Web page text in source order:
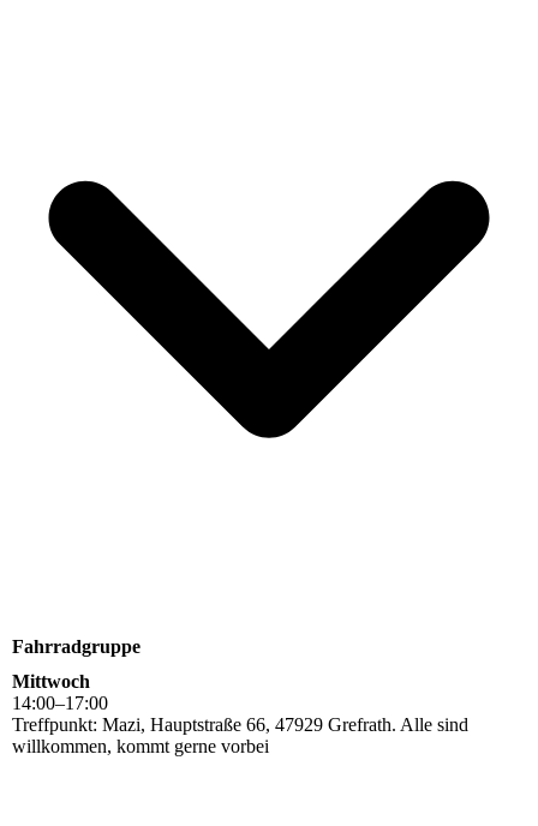
Fahrradgruppe
Mittwoch
14:00–17:00
Treffpunkt: Mazi, Hauptstraße 66, 47929 Grefrath. Alle sind
willkommen, kommt gerne vorbei